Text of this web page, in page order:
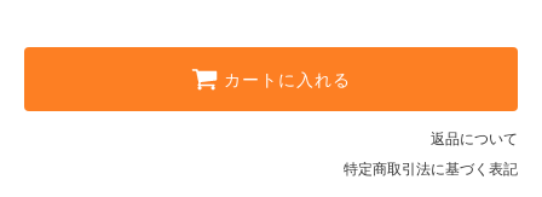
カートに入れる
返品について
特定商取引法に基づく表記